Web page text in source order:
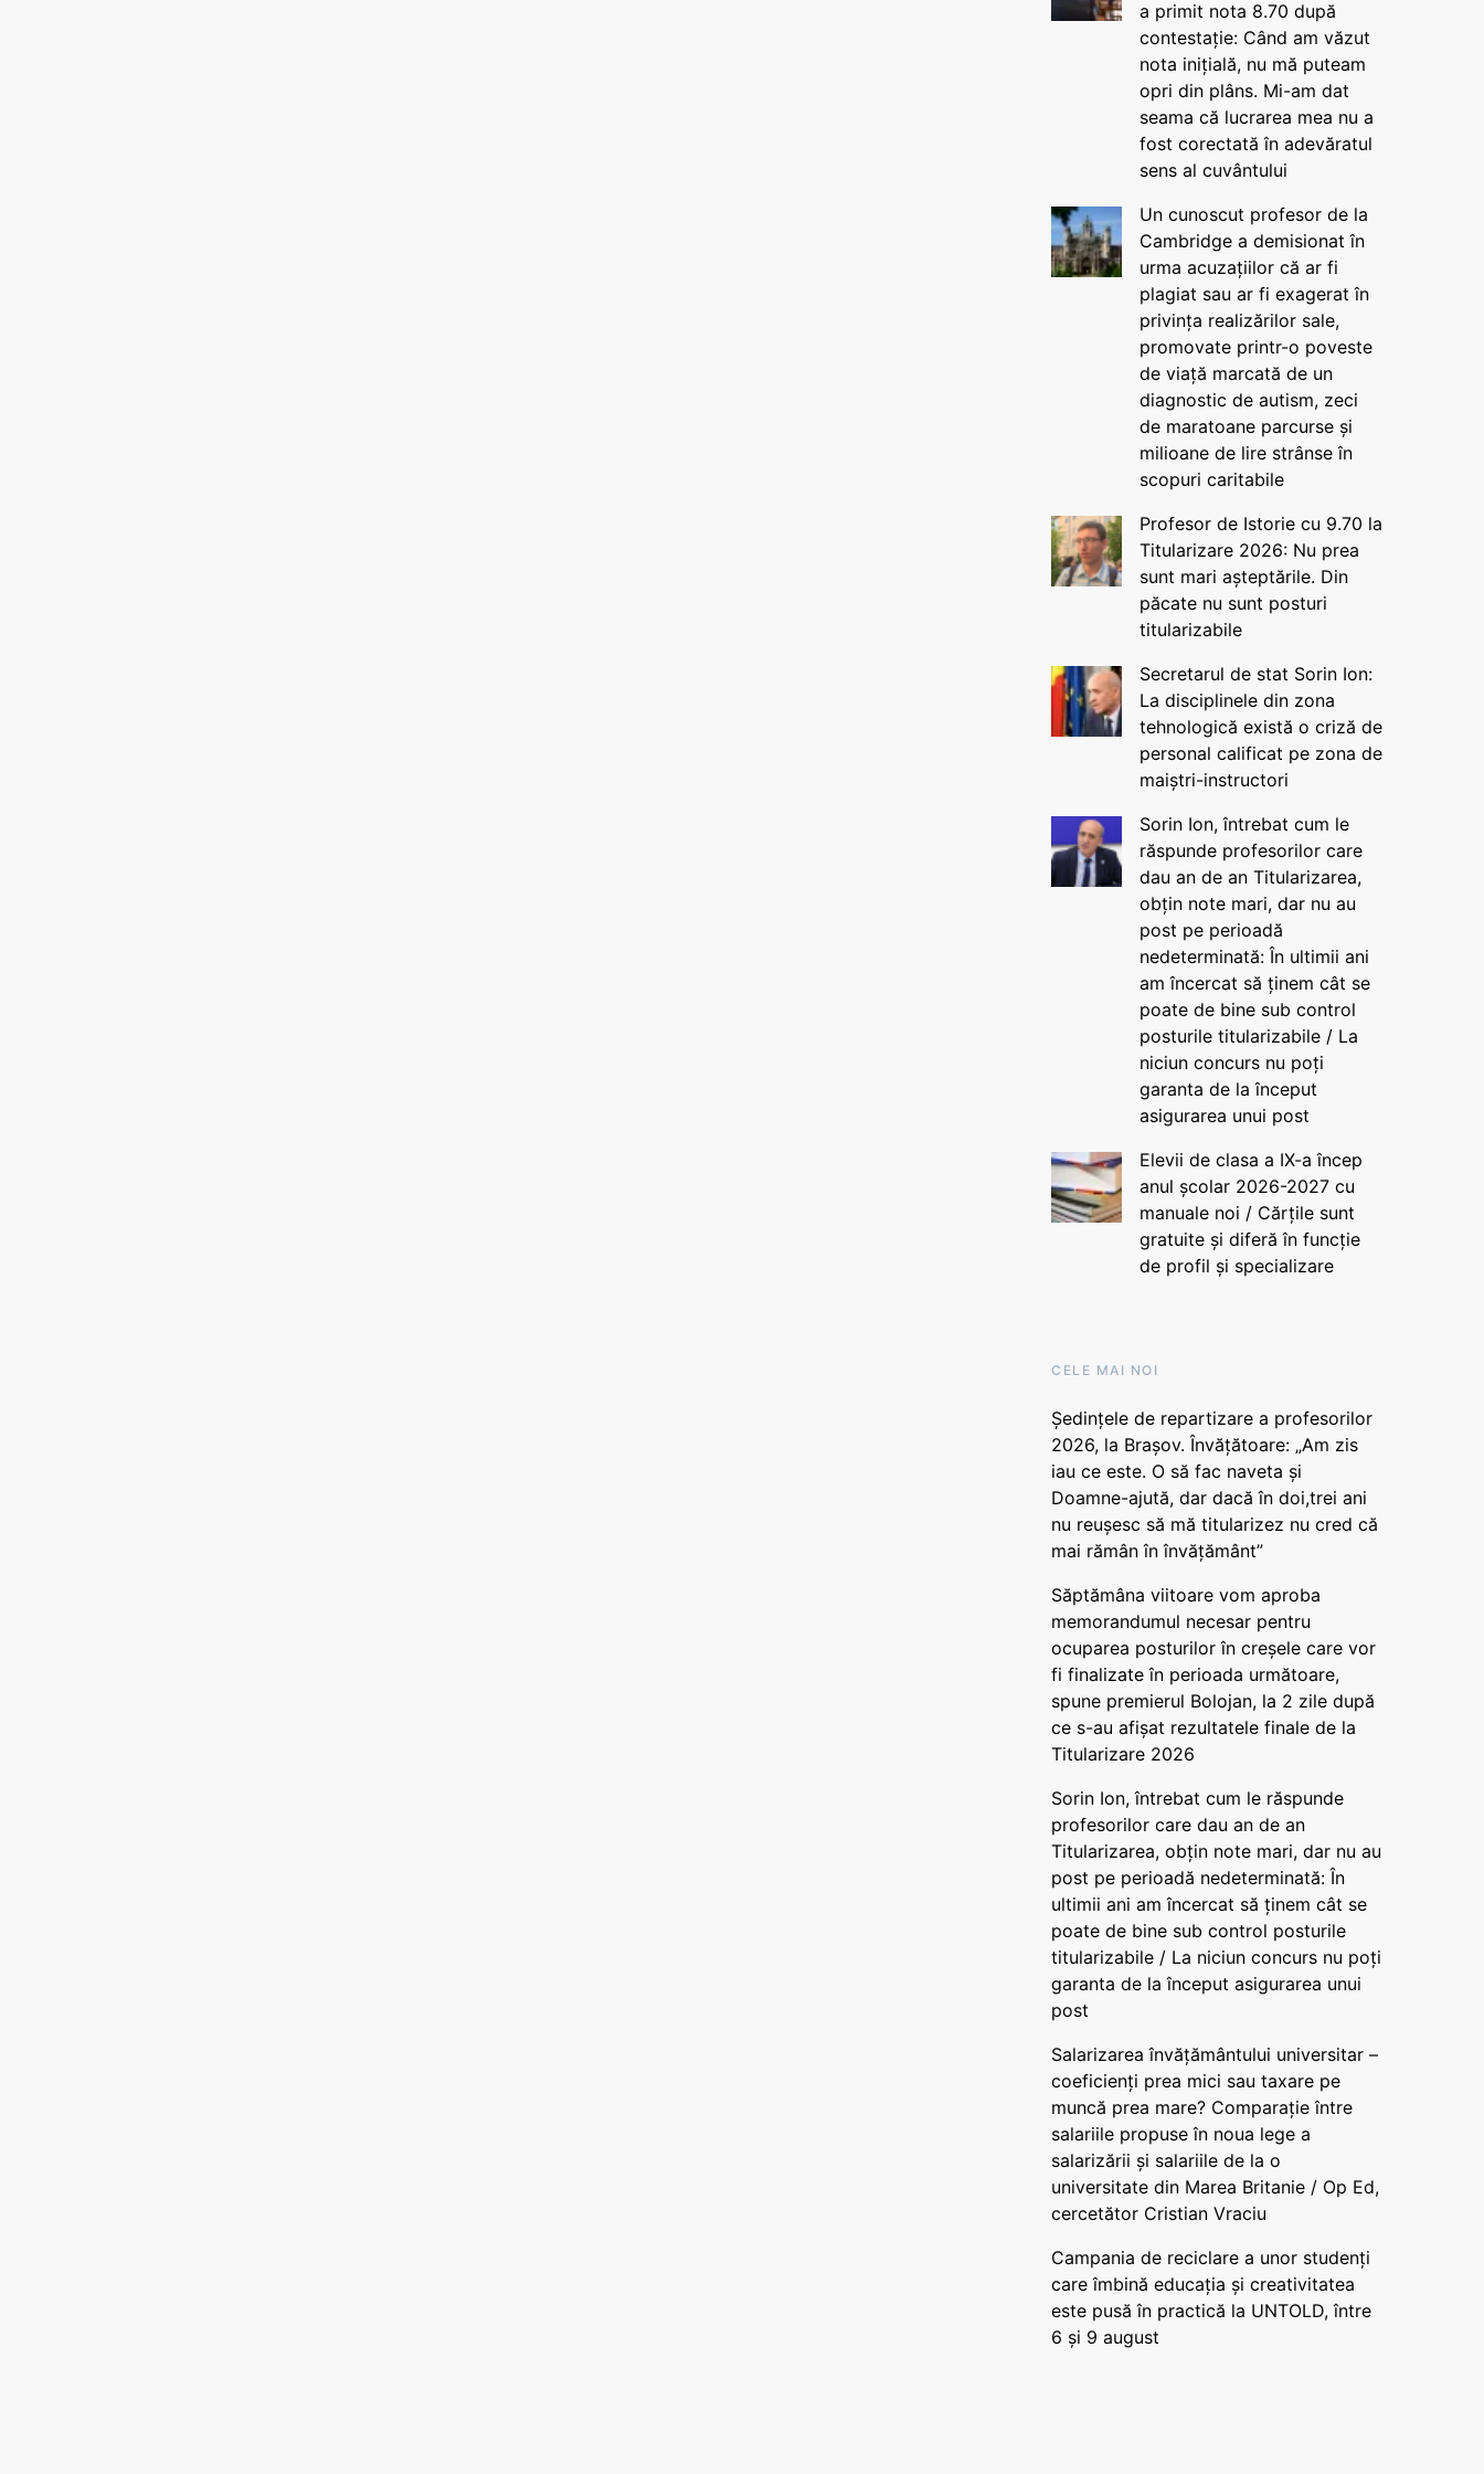
a primit nota 8.70 după
contestație: Când am văzut
nota inițială, nu mă puteam
opri din plâns. Mi-am dat
seama că lucrarea mea nu a
fost corectată în adevăratul
sens al cuvântului
Un cunoscut profesor de la
Cambridge a demisionat în
urma acuzațiilor că ar fi
plagiat sau ar fi exagerat în
privința realizărilor sale,
promovate printr-o poveste
de viață marcată de un
diagnostic de autism, zeci
de maratoane parcurse și
milioane de lire strânse în
scopuri caritabile
Profesor de Istorie cu 9.70 la
Titularizare 2026: Nu prea
sunt mari așteptările. Din
păcate nu sunt posturi
titularizabile
Secretarul de stat Sorin Ion:
La disciplinele din zona
tehnologică există o criză de
personal calificat pe zona de
maiștri-instructori
Sorin Ion, întrebat cum le
răspunde profesorilor care
dau an de an Titularizarea,
obțin note mari, dar nu au
post pe perioadă
nedeterminată: În ultimii ani
am încercat să ținem cât se
poate de bine sub control
posturile titularizabile / La
niciun concurs nu poți
garanta de la început
asigurarea unui post
Elevii de clasa a IX-a încep
anul școlar 2026-2027 cu
manuale noi / Cărțile sunt
gratuite și diferă în funcție
de profil și specializare
CELE MAI NOI
Ședințele de repartizare a profesorilor
2026, la Brașov. Învățătoare: „Am zis
iau ce este. O să fac naveta și
Doamne-ajută, dar dacă în doi,trei ani
nu reușesc să mă titularizez nu cred că
mai rămân în învățământ”
Săptămâna viitoare vom aproba
memorandumul necesar pentru
ocuparea posturilor în creșele care vor
fi finalizate în perioada următoare,
spune premierul Bolojan, la 2 zile după
ce s-au afișat rezultatele finale de la
Titularizare 2026
Sorin Ion, întrebat cum le răspunde
profesorilor care dau an de an
Titularizarea, obțin note mari, dar nu au
post pe perioadă nedeterminată: În
ultimii ani am încercat să ținem cât se
poate de bine sub control posturile
titularizabile / La niciun concurs nu poți
garanta de la început asigurarea unui
post
Salarizarea învățământului universitar –
coeficienți prea mici sau taxare pe
muncă prea mare? Comparație între
salariile propuse în noua lege a
salarizării și salariile de la o
universitate din Marea Britanie / Op Ed,
cercetător Cristian Vraciu
Campania de reciclare a unor studenți
care îmbină educația și creativitatea
este pusă în practică la UNTOLD, între
6 și 9 august